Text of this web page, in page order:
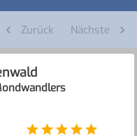
Zurück Nächste